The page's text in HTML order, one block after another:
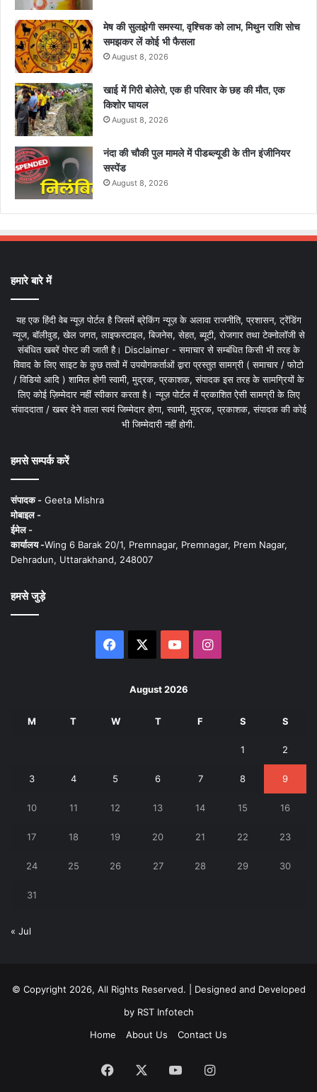
मेष की सुलझेगी समस्या, वृश्चिक को लाभ, मिथुन राशि सोच
समझकर लें कोई भी फैसला
August 8, 2026
खाई में गिरी बोलेरो, एक ही परिवार के छह की मौत, एक
किशोर घायल
August 8, 2026
नंदा की चौकी पुल मामले में पीडब्ल्यूडी के तीन इंजीनियर
सस्पेंड
August 8, 2026
हमारे बारे में
यह एक हिंदी वेब न्यूज़ पोर्टल है जिसमें ब्रेकिंग न्यूज़ के अलावा राजनीति, प्रशासन, ट्रेंडिंग
न्यूज, बॉलीवुड, खेल जगत, लाइफस्टाइल, बिजनेस, सेहत, ब्यूटी, रोजगार तथा टेक्नोलॉजी से
संबंधित खबरें पोस्ट की जाती है। Disclaimer - समाचार से सम्बंधित किसी भी तरह के
विवाद के लिए साइट के कुछ तत्वों में उपयोगकर्ताओं द्वारा प्रस्तुत सामग्री ( समाचार / फोटो
/ विडियो आदि ) शामिल होगी स्वामी, मुद्रक, प्रकाशक, संपादक इस तरह के सामग्रियों के
लिए कोई ज़िम्मेदार नहीं स्वीकार करता है। न्यूज़ पोर्टल में प्रकाशित ऐसी सामग्री के लिए
संवाददाता / खबर देने वाला स्वयं जिम्मेदार होगा, स्वामी, मुद्रक, प्रकाशक, संपादक की कोई
भी जिम्मेदारी नहीं होगी.
हमसे सम्पर्क करें
संपादक - Geeta Mishra
मोबाइल -
ईमेल -
कार्यालय -Wing 6 Barak 20/1, Premnagar, Premnagar, Prem Nagar,
Dehradun, Uttarakhand, 248007
हमसे जुड़े
Facebook YouTubeInstagram
August 2026
M T W T F S S
1 2
3 4 5 6 7 8 9
10 11 12 13 14 15 16
17 18 19 20 21 22 23
24 25 26 27 28 29 30
31
« Jul
© Copyright 2026, All Rights Reserved. | Designed and Developed
byRST Infotech
Home
About Us Contact Us
Facebook YouTubeInstagram